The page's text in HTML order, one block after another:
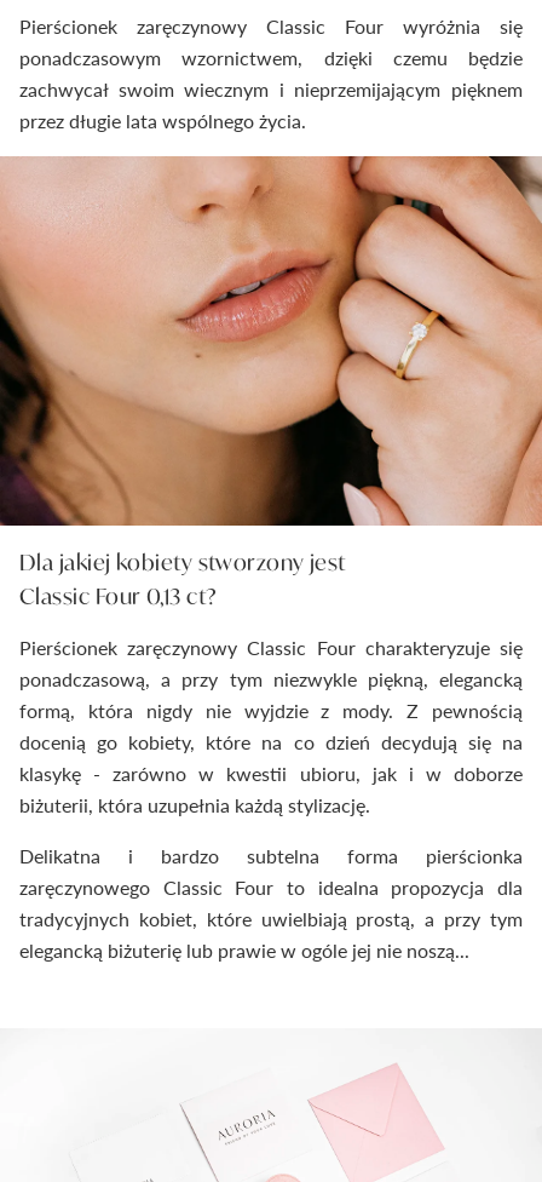
Pierścionek zaręczynowy Classic Four wyróżnia się
ponadczasowym wzornictwem, dzięki czemu będzie
zachwycał swoim wiecznym i nieprzemijającym pięknem
przez długie lata wspólnego życia.
Dla jakiej kobiety stworzony jest
Classic Four 0,13 ct?
Pierścionek zaręczynowy Classic Four charakteryzuje się
ponadczasową, a przy tym niezwykle piękną, elegancką
formą, która nigdy nie wyjdzie z mody. Z pewnością
docenią go kobiety, które na co dzień decydują się na
klasykę - zarówno w kwestii ubioru, jak i w doborze
biżuterii, która uzupełnia każdą stylizację.
Delikatna i bardzo subtelna forma pierścionka
zaręczynowego Classic Four to idealna propozycja dla
tradycyjnych kobiet, które uwielbiają prostą, a przy tym
elegancką biżuterię lub prawie w ogóle jej nie noszą...